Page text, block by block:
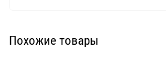
Похожие товары